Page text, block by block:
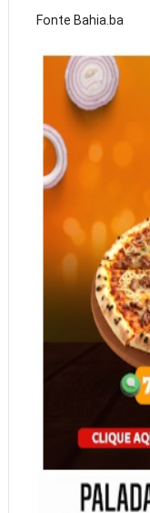
Fonte Bahia.ba